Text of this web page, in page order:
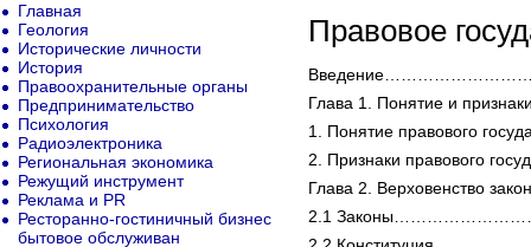
Правовое
Глава 1. Понятие и
1. Понятие правового
2. Признаки правового
Глава 2.
2.1
Главная
Геология
Исторические личности
История
Правоохранительные органы
Предпринимательство
Психология
Радиоэлектроника
Региональная экономика
Режущий инструмент
Реклама и PR
Ресторанно-гостиничный бизнес
бытовое обслуживан